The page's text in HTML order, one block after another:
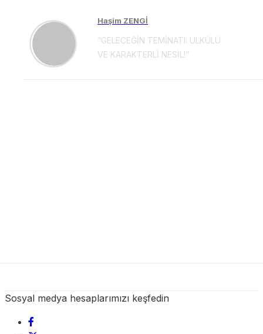
Haşim ZENGİ
“GELECEĞİN TEMİNATI: ÜLKÜLÜ
VE KARAKTERLİ NESİL!”
Sosyal medya hesaplarımızı keşfedin